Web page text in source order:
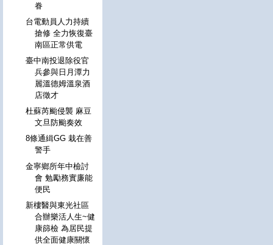
眷
台電動員人力持續
搶修 全力恢復臺
南區正常供電
臺中南投退除役官
兵參與日月潭力
麗溫德姆溫泉酒
店徵才
杜蘇芮颱侵襲 麻豆
文旦防颱奏效
8條通緝GG 栽在善
警手
金寧鄉所年中檢討
會 勉勵務實廉能
便民
新樓醫與東光社區
合辦樂活人生~健
康篩檢 為居民提
供全面健康關懷